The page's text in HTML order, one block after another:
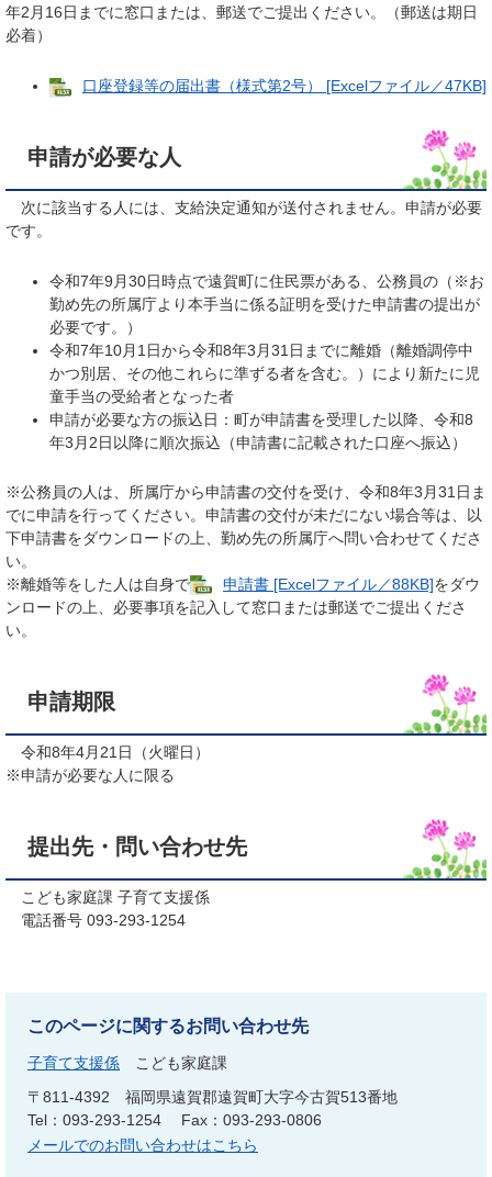
年2月16日までに窓口または、郵送でご提出ください。（郵送は期日
必着）
口座登録等の届出書（様式第2号） [Excelファイル／47KB]
申請が必要な人
次に該当する人には、支給決定通知が送付されません。申請が必要
です。
令和7年9月30日時点で遠賀町に住民票がある、公務員の（※お
勤め先の所属庁より本手当に係る証明を受けた申請書の提出が
必要です。）
令和7年10月1日から令和8年3月31日までに離婚（離婚調停中
かつ別居、その他これらに準ずる者を含む。）により新たに児
童手当の受給者となった者
申請が必要な方の振込日：町が申請書を受理した以降、令和8
年3月2日以降に順次振込（申請書に記載された口座へ振込）
※公務員の人は、所属庁から申請書の交付を受け、令和8年3月31日ま
でに申請を行ってください。申請書の交付が未だにない場合等は、以
下申請書をダウンロードの上、勤め先の所属庁へ問い合わせてくださ
い。
※離婚等をした人は自身で
申請書 [Excelファイル／88KB]をダウ
ンロードの上、必要事項を記入して窓口または郵送でご提出くださ
い。
申請期限
令和8年4月21日（火曜日）
※申請が必要な人に限る
提出先・問い合わせ先
こども家庭課 子育て支援係
電話番号 093-293-1254
このページに関するお問い合わせ先
子育て支援係
こども家庭課
〒811-4392
福岡県遠賀郡遠賀町大字今古賀513番地
Tel：093-293-1254
Fax：093-293-0806
メールでのお問い合わせはこちら